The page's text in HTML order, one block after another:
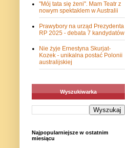
"Mój tata się żeni". Mam Teatr z
nowym spektaklem w Australii
Prawybory na urząd Prezydenta
RP 2025 - debata 7 kandydatów
Nie żyje Ernestyna Skurjat-
Kozek - unikalna postać Polonii
australijskiej
Wyszukiwarka
Najpopularniejsze w ostatnim
miesiącu